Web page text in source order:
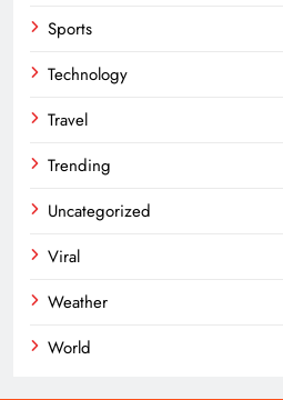
Sports
Technology
Travel
Trending
Uncategorized
Viral
Weather
World